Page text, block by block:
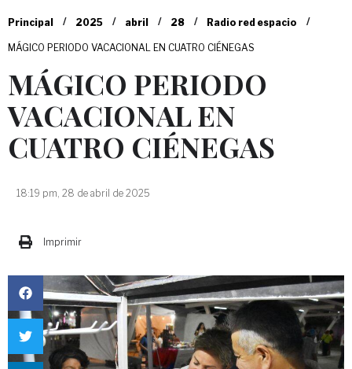
Principal / 2025 / abril / 28 / Radio red espacio /
MÁGICO PERIODO VACACIONAL EN CUATRO CIÉNEGAS
MÁGICO PERIODO
VACACIONAL EN
CUATRO CIÉNEGAS
18:19 pm, 28 de abril de 2025
Imprimir